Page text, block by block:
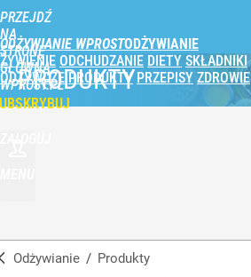
PRZEJDŹ
NA
STRONĘ
GŁÓWNĄ
WPROST.PL
ODŻYWIANIE WPROST
ŻYWIENIE ODCHUDZANIE DIETY SKŁADNIKI
ODŻYWCZE PRODUKTY PRZEPISY ZDROWIE
PRODUKTY
Odżywianie / Produkty